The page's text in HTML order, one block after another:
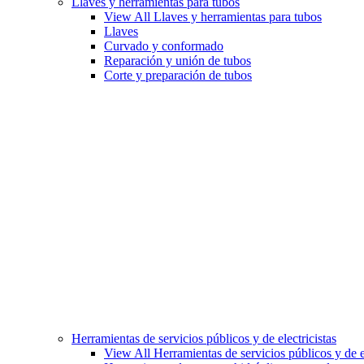
View All Llaves y herramientas para tubos
Llaves
Curvado y conformado
Reparación y unión de tubos
Corte y preparación de tubos
Herramientas de servicios públicos y de electricistas
View All Herramientas de servicios públicos y de